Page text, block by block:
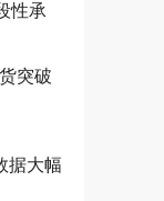
性承
突破
据大幅